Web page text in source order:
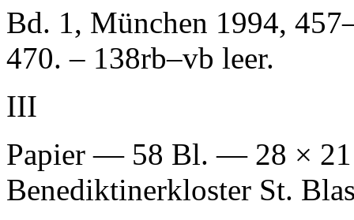
Bd. 1, München 1994,
470. – 138rb–vb leer.
III
Papier — 58 Bl. — 28 ×
Benediktinerkloster St.